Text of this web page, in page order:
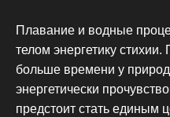
Плавание и водные
телом энергетику
больше времени у
энергетически
предстоит стать единым